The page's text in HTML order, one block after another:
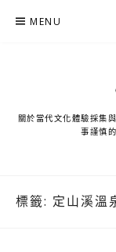
MENU
關於當代文化體驗採集
事謹慎
標籤: 定山溪溫